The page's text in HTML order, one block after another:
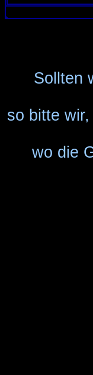
Sollten
so bitte
wo die